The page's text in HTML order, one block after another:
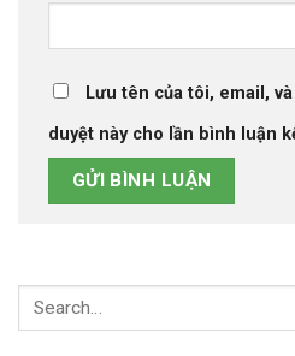
Lưu tên của tôi, email,
duyệt này cho lần bình luận